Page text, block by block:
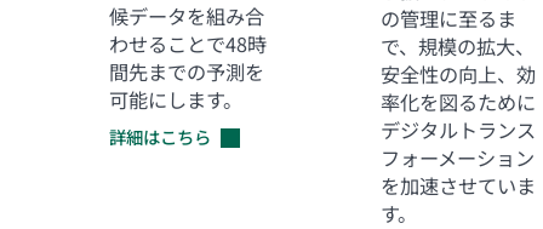
候データを組み合
わせることで48時
間先までの予測を
可能にします。
詳細はこちら
の管理に至るま
で、規模の拡大、
安全性の向上、効
率化を図るために
デジタルトランス
フォーメーション
を加速させていま
す。